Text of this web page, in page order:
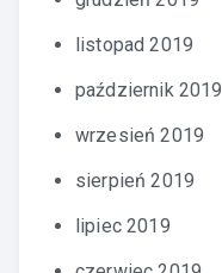
listopad 2019
październik 2019
wrzesień 2019
sierpień 2019
lipiec 2019